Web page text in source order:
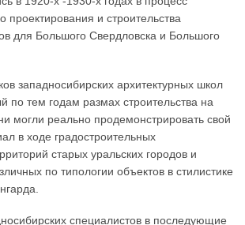
проектирования и строительства
для Большого Свердловска и Большого
западносибирских архитектурных школ
по тем годам размах строительства на
могли реально продемонстрировать свой
в ходе градостроительных
старых уральских городов и
по типологии объектов в стилистике
специалистов в последующие